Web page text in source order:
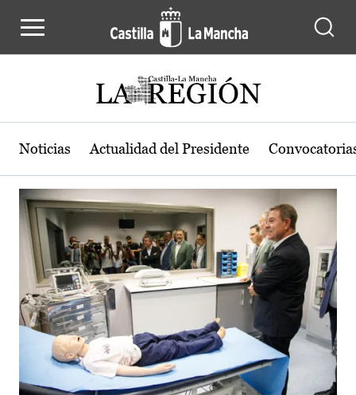
Actualidad de la región de Castilla-
Noticias Actualidad del Presidente